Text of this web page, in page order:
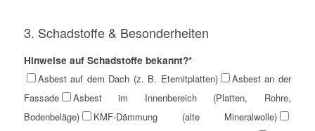
3. Schadstoffe & Besonderheiten
Hinweise auf Schadstoffe bekannt?*
Asbest auf dem Dach (z. B. Eternitplatten)
Asbest an der
Fassade
Asbest im Innenbereich (Platten, Rohre,
Bodenbeläge)
KMF-Dämmung (alte Mineralwolle)